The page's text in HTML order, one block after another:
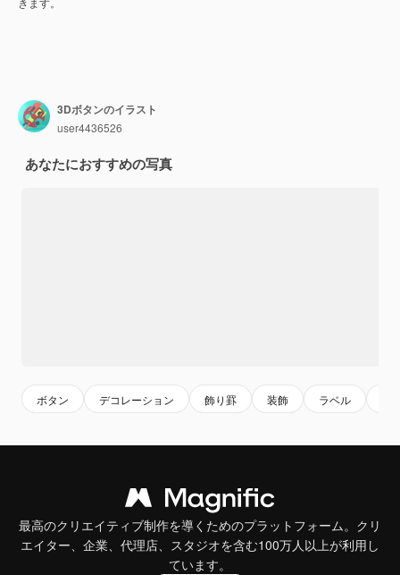
3Dボタンのイラスト
user4436526
あなたにおすすめの写真
ボタン デコレーション 飾り罫 装飾 ラベル
最高のクリエイティブ制作を導くためのプラットフォーム。クリ
エイター、企業、代理店、スタジオを含む100万人以上が利用し
ています。